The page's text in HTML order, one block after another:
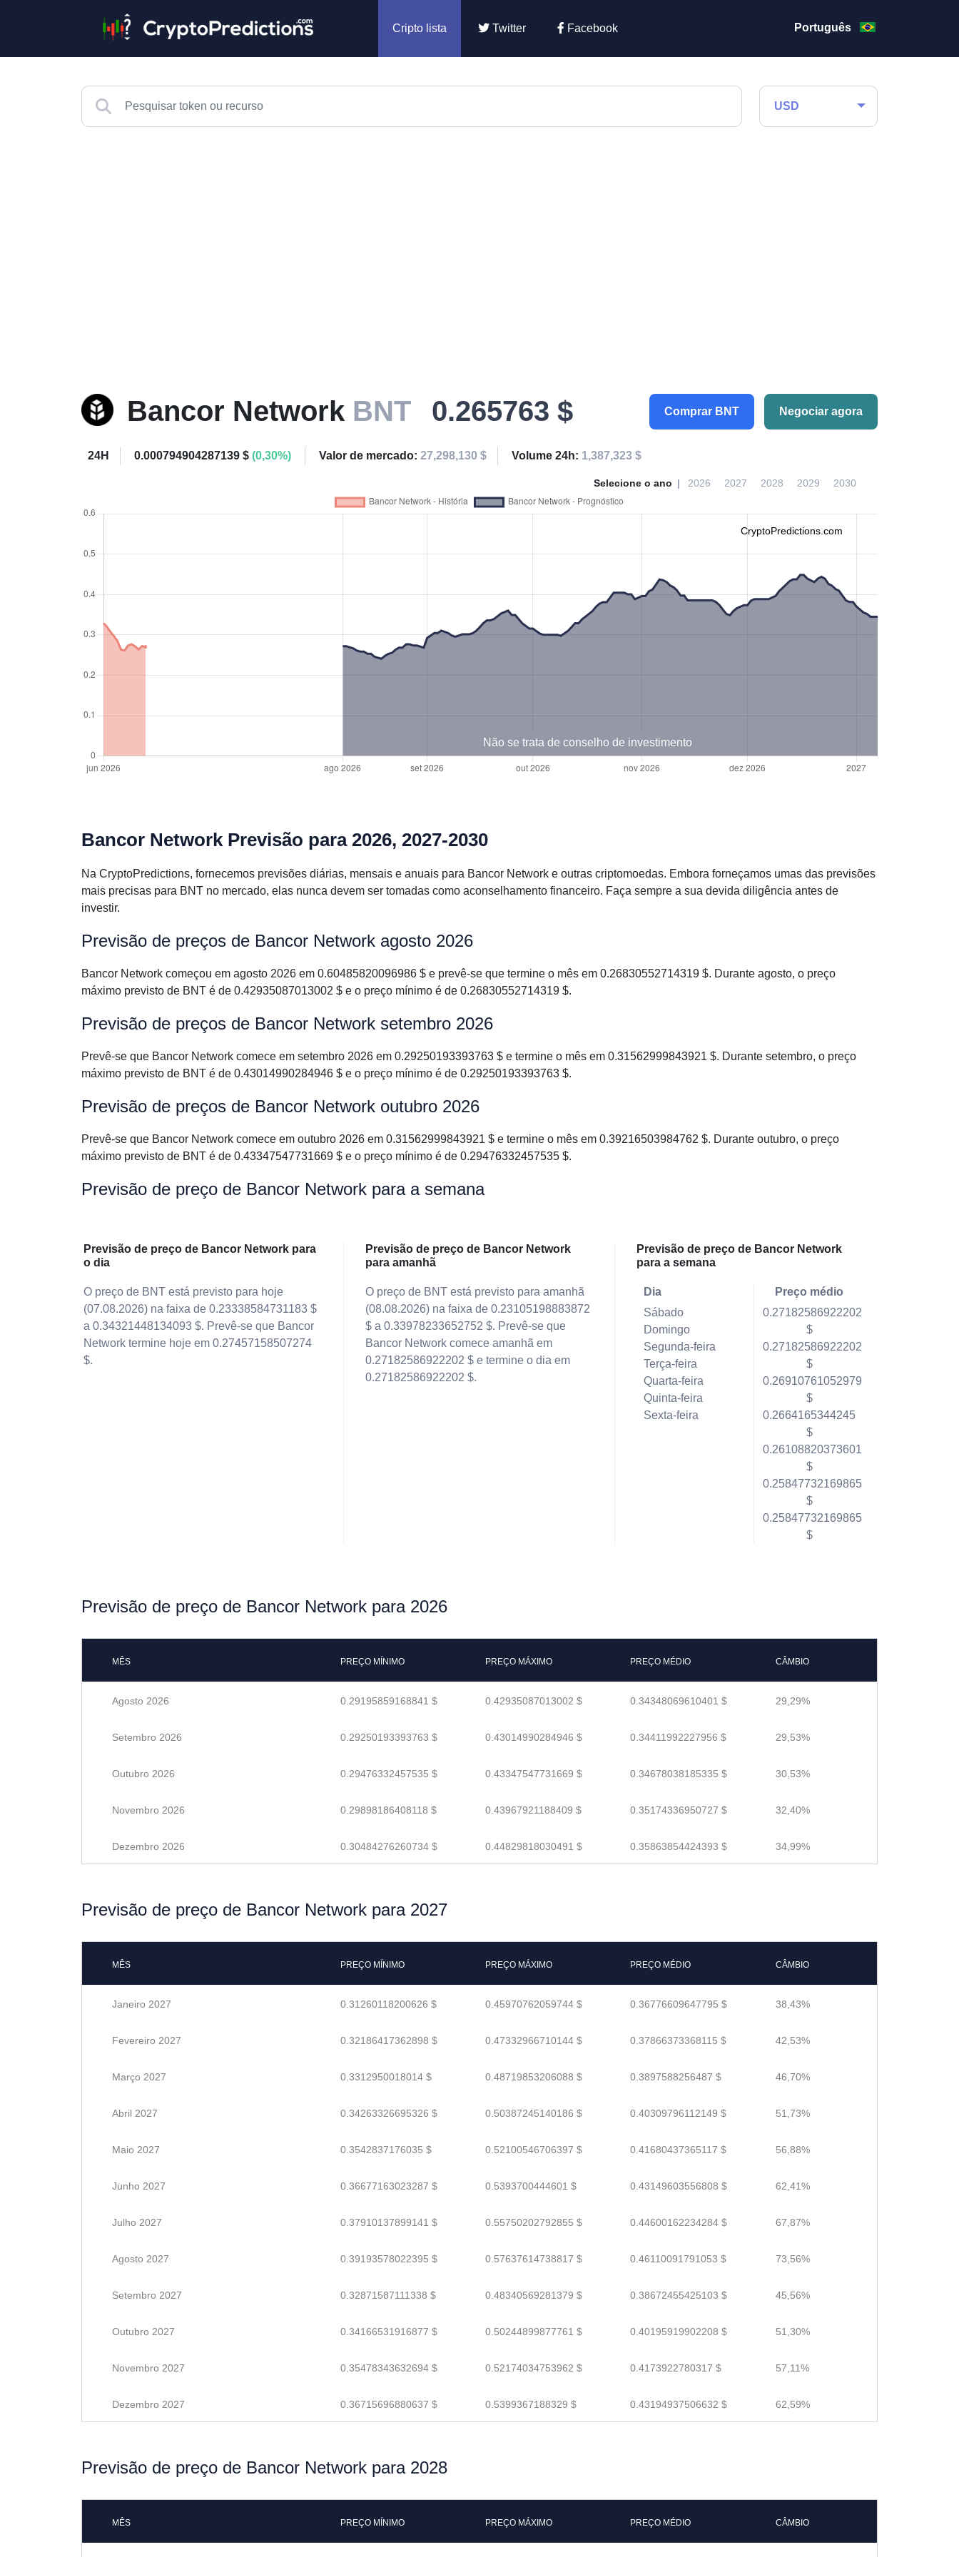
Cripto lista Twitter Facebook Português
USD
Bancor Network BNT 0.265763 $ Comprar BNT Negociar agora
24H 0.000794904287139 $ (0,30%) Valor de mercado: 27,298,130 $ Volume 24h: 1,387,323 $
Selecione o ano 2026 2027 2028 2029 2030
CryptoPredictions.com
Não se trata de conselho de investimento
Bancor Network Previsão para 2026, 2027-2030
Na CryptoPredictions, fornecemos previsões diárias, mensais e anuais para Bancor Network e outras criptomoedas. Embora forneçamos umas das previsões
mais precisas para BNT no mercado, elas nunca devem ser tomadas como aconselhamento financeiro. Faça sempre a sua devida diligência antes de
investir.
Previsão de preços de Bancor Network agosto 2026
Bancor Network começou em agosto 2026 em 0.60485820096986 $ e prevê-se que termine o mês em 0.26830552714319 $. Durante agosto, o preço
máximo previsto de BNT é de 0.42935087013002 $ e o preço mínimo é de 0.26830552714319 $.
Previsão de preços de Bancor Network setembro 2026
Prevê-se que Bancor Network comece em setembro 2026 em 0.29250193393763 $ e termine o mês em 0.31562999843921 $. Durante setembro, o preço
máximo previsto de BNT é de 0.43014990284946 $ e o preço mínimo é de 0.29250193393763 $.
Previsão de preços de Bancor Network outubro 2026
Prevê-se que Bancor Network comece em outubro 2026 em 0.31562999843921 $ e termine o mês em 0.39216503984762 $. Durante outubro, o preço
máximo previsto de BNT é de 0.43347547731669 $ e o preço mínimo é de 0.29476332457535 $.
Previsão de preço de Bancor Network para a semana
Previsão de preço de Bancor Network para
o dia
O preço de BNT está previsto para hoje
(07.08.2026) na faixa de 0.23338584731183 $
a 0.34321448134093 $. Prevê-se que Bancor
Network termine hoje em 0.27457158507274
$.
Previsão de preço de Bancor Network
para amanhã
O preço de BNT está previsto para amanhã
(08.08.2026) na faixa de 0.23105198883872
$ a 0.33978233652752 $. Prevê-se que
Bancor Network comece amanhã em
0.27182586922202 $ e termine o dia em
0.27182586922202 $.
Previsão de preço de Bancor Network
para a semana
Dia
Sábado
Domingo
Segunda-feira
Terça-feira
Quarta-feira
Quinta-feira
Sexta-feira
Preço médio
0.27182586922202
$
0.27182586922202
$
0.26910761052979
$
0.2664165344245
$
0.26108820373601
$
0.25847732169865
$
0.25847732169865
$
Previsão de preço de Bancor Network para 2026
MÊS PREÇO MÍNIMO PREÇO MÁXIMO PREÇO MÉDIO CÂMBIO
Agosto 2026 0.29195859168841 $ 0.42935087013002 $ 0.34348069610401 $ 29,29%
Setembro 2026 0.29250193393763 $ 0.43014990284946 $ 0.34411992227956 $ 29,53%
Outubro 2026 0.29476332457535 $ 0.43347547731669 $ 0.34678038185335 $ 30,53%
Novembro 2026 0.29898186408118 $ 0.43967921188409 $ 0.35174336950727 $ 32,40%
Dezembro 2026 0.30484276260734 $ 0.44829818030491 $ 0.35863854424393 $ 34,99%
Previsão de preço de Bancor Network para 2027
MÊS PREÇO MÍNIMO PREÇO MÁXIMO PREÇO MÉDIO CÂMBIO
Janeiro 2027 0.31260118200626 $ 0.45970762059744 $ 0.36776609647795 $ 38,43%
Fevereiro 2027 0.32186417362898 $ 0.47332966710144 $ 0.37866373368115 $ 42,53%
Março 2027 0.3312950018014 $ 0.48719853206088 $ 0.3897588256487 $ 46,70%
Abril 2027 0.34263326695326 $ 0.50387245140186 $ 0.40309796112149 $ 51,73%
Maio 2027 0.3542837176035 $ 0.52100546706397 $ 0.41680437365117 $ 56,88%
Junho 2027 0.36677163023287 $ 0.5393700444601 $ 0.43149603556808 $ 62,41%
Julho 2027 0.37910137899141 $ 0.55750202792855 $ 0.44600162234284 $ 67,87%
Agosto 2027 0.39193578022395 $ 0.57637614738817 $ 0.46110091791053 $ 73,56%
Setembro 2027 0.32871587111338 $ 0.48340569281379 $ 0.38672455425103 $ 45,56%
Outubro 2027 0.34166531916877 $ 0.50244899877761 $ 0.40195919902208 $ 51,30%
Novembro 2027 0.35478343632694 $ 0.52174034753962 $ 0.4173922780317 $ 57,11%
Dezembro 2027 0.36715696880637 $ 0.5399367188329 $ 0.43194937506632 $ 62,59%
Previsão de preço de Bancor Network para 2028
MÊS PREÇO MÍNIMO PREÇO MÁXIMO PREÇO MÉDIO CÂMBIO